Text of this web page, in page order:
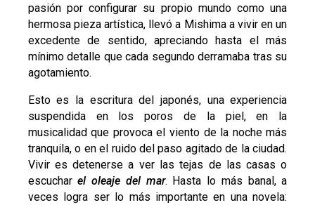
pasión por configurar su propio mundo como una
hermosa pieza artística, llevó a Mishima a vivir en un
excedente de sentido, apreciando hasta el más
mínimo detalle que cada segundo derramaba tras su
agotamiento.
Esto es la escritura del japonés, una experiencia
suspendida en los poros de la piel, en la
musicalidad que provoca el viento de la noche más
tranquila, o en el ruido del paso agitado de la ciudad.
Vivir es detenerse a ver las tejas de las casas o
escucharel oleaje del mar. Hasta lo más banal, a
veces logra ser lo más importante en una novela: